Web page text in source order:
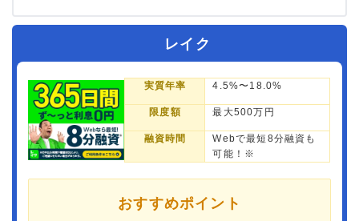
レイク
実質年率 4.5%〜18.0%
限度額 最大500万円
融資時間
Webで最短8分融資も
可能！※
おすすめポイント